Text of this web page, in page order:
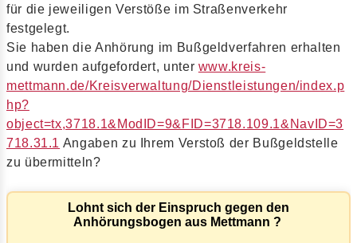
für die jeweiligen Verstöße im Straßenverkehr
festgelegt.
Sie haben die Anhörung im Bußgeldverfahren erhalten
und wurden aufgefordert, unter www.kreis-
mettmann.de/Kreisverwaltung/Dienstleistungen/index.p
hp?
object=tx,3718.1&ModID=9&FID=3718.109.1&NavID=3
718.31.1 Angaben zu Ihrem Verstoß der Bußgeldstelle
zu übermitteln?
Lohnt sich der Einspruch gegen den
Anhörungsbogen aus Mettmann ?